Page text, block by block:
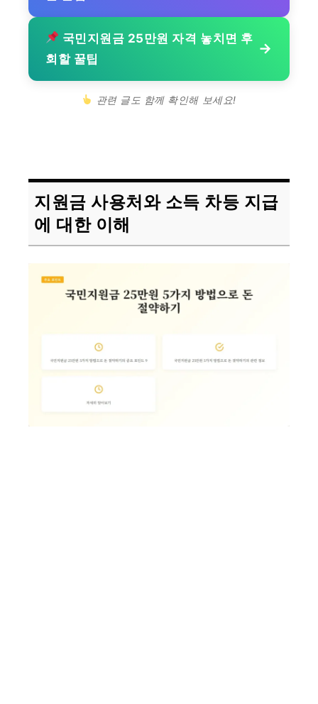
국민지원금 25만원 자격 놓치면 후
회할 꿀팁
→
관련 글도 함께 확인해 보세요!
지원금 사용처와 소득 차등 지급
에 대한 이해